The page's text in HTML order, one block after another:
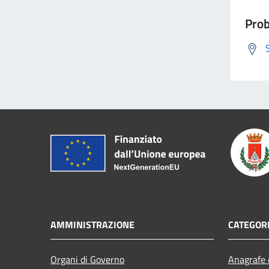
AMMINISTRAZIONE
Organi di Governo